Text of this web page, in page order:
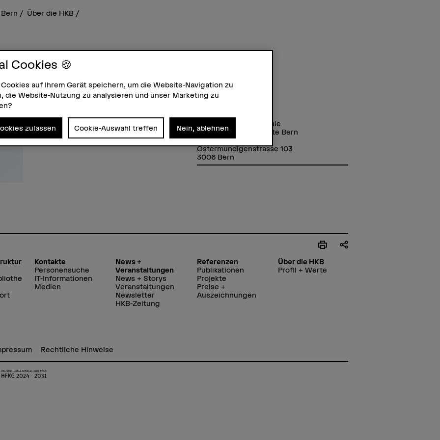
Über die HKB
Kläy
Berner Fachhochschule
Hochschule der Künste Bern
Musik
Ostermundigenstrasse 103
3006 Bern
Kontakte
Personensuche
IT-Informationen
Medien
News +
Veranstaltungen
News + Storys
Veranstaltungen
Newsletter
HKB-Zeitung
Referenzen
Publikationen
Projekte
Preise +
Auszeichnungen
Über die HKB
Profil + Werte
Rechtliche Hinweise
Cookies 🍪
auf Ihrem Gerät speichern, um die Website-Navigation zu
die Website-Nutzung zu analysieren und unser Marketing zu
zulassen Cookie-Auswahl treffen Nein, ablehnen